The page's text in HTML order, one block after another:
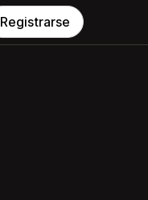
Registrarse